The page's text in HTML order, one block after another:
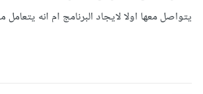
يتواصل معها اولا لايجاد البرنامج ام انه يتعامل